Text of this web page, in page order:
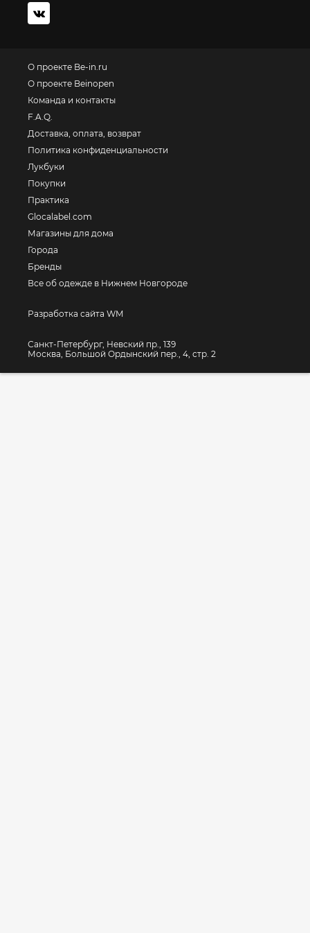
О проекте Be-in.ru
О проекте Beinopen
Команда и контакты
F.A.Q.
Доставка, оплата, возврат
Политика конфиденциальности
Лукбуки
Покупки
Практика
Glocalabel.com
Магазины для дома
Города
Бренды
Все об одежде в Нижнем Новгороде
Разработка сайта WM
Санкт-Петербург, Невский пр., 139
Москва, Большой Ордынский пер., 4, стр. 2